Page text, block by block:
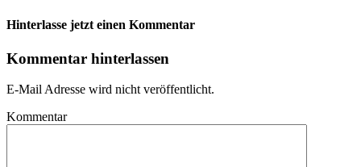
Hinterlasse jetzt einen Kommentar
Kommentar hinterlassen
E-Mail Adresse wird nicht veröffentlicht.
Kommentar